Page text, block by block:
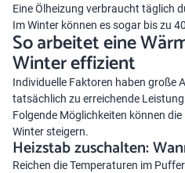
Eine Ölheizung verbraucht täglich
Im Winter können es sogar bis zu
So arbeitet eine
Winter effizient
Individuelle Faktoren haben große
tatsächlich zu erreichende
Folgende Möglichkeiten können
Winter steigern.
Heizstab zuschalten:
Reichen die Temperaturen im